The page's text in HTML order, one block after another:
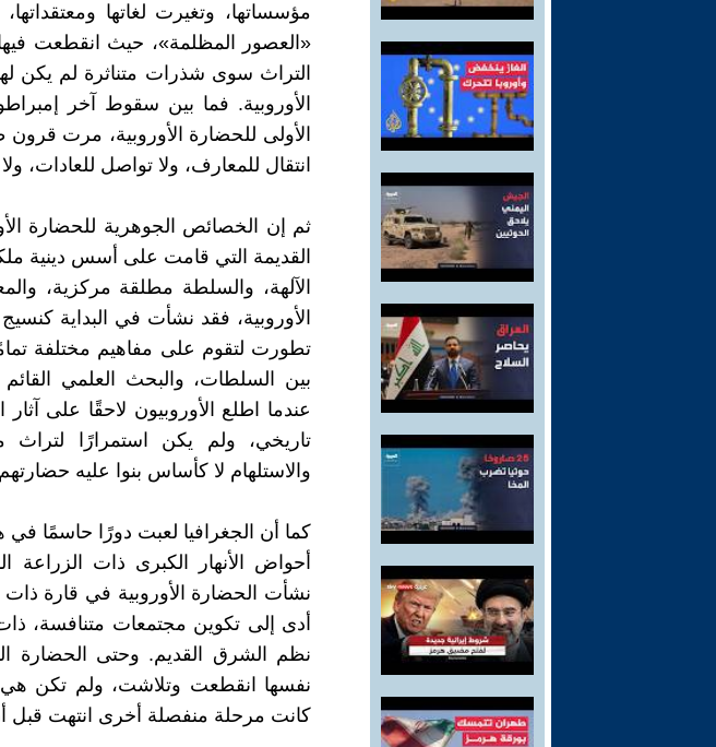
مؤسساتها، وتغيرت لغاتها
«العصور المظلمة»، حيث انقطعت
التراث سوى شذرات متناثرة لم يكن
الأوروبية. فما بين سقوط آخر
الأولى للحضارة الأوروبية، مرت قرون
انتقال للمعارف، ولا تواصل للعادات،
ثم إن الخصائص الجوهرية للحضارة
القديمة التي قامت على أسس دينية
الآلهة، والسلطة مطلقة مركزية،
الأوروبية، فقد نشأت في البداية
تطورت لتقوم على مفاهيم مختلفة
بين السلطات، والبحث العلمي
عندما اطلع الأوروبيون لاحقًا على
تاريخي، ولم يكن استمرارًا لتراث
والاستلهام لا كأساس بنوا عليه
كما أن الجغرافيا لعبت دورًا حاسمًا
أحواض الأنهار الكبرى ذات الزراعة
نشأت الحضارة الأوروبية في قارة
أدى إلى تكوين مجتمعات متنافسة،
نظم الشرق القديم. وحتى الحضارة
نفسها انقطعت وتلاشت، ولم تكن هي
كانت مرحلة منفصلة أخرى انتهت قبل أن